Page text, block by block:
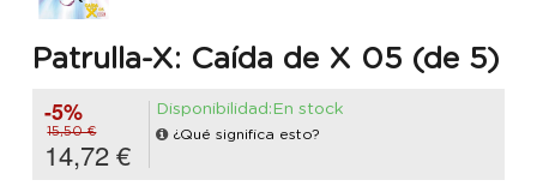
Patrulla-X: Caída de X 05 (de 5)
-5%
15,50 €
14,72 €
Disponibilidad:En stock
¿Qué significa esto?